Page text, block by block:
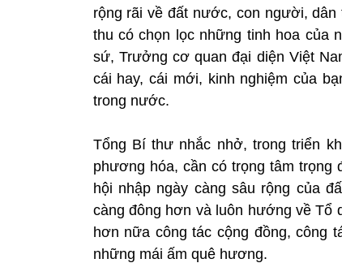
rộng rãi về đất nước, con người,
thu có chọn lọc những tinh hoa của
sứ, Trưởng cơ quan đại diện Việt
cái hay, cái mới, kinh nghiệm của
trong nước.
Tổng Bí thư nhắc nhở, trong triển
phương hóa, cần có trọng tâm trọng
hội nhập ngày càng sâu rộng của
càng đông hơn và luôn hướng về Tổ
hơn nữa công tác cộng đồng, công
những mái ấm quê hương.